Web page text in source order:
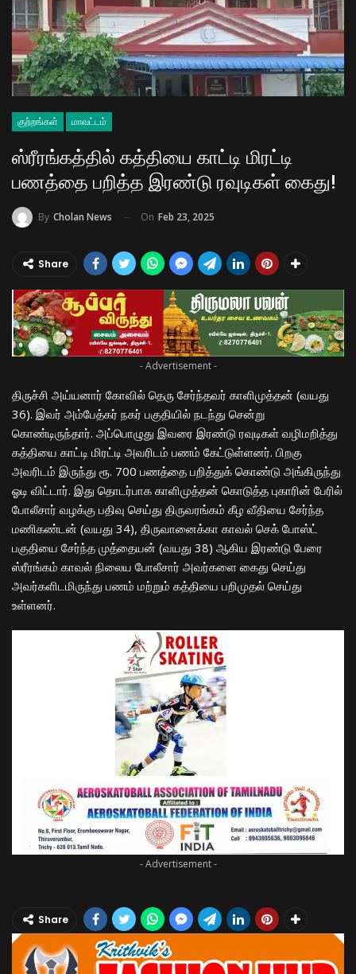
குற்றங்கள் மாவட்டம்
ஸ்ரீரங்கத்தில் கத்தியை காட்டி மிரட்டி
பணத்தை பறித்த இரண்டு ரவுடிகள் கைது!
By Cholan News On Feb 23, 2025
Share
- Advertisement -
திருச்சி அய்யனார் கோவில் தெரு சேர்ந்தவர் காளிமுத்தன் (வயது
36). இவர் அம்பேத்கர் நகர் பகுதியில் நடந்து சென்று
கொண்டிருந்தார். அப்பொழுது இவரை இரண்டு ரவுடிகள் வழிமறித்து
கத்தியை காட்டி மிரட்டி அவரிடம் பணம் கேட்டுள்ளனர். பிறகு
அவரிடம் இருந்து ரூ. 700 பணத்தை பறித்துக் கொண்டு அங்கிருந்து
ஓடி விட்டார். இது தொடர்பாக காளிமுத்தன் கொடுத்த புகாரின் பேரில்
போலீசார் வழக்கு பதிவு செய்து திருவரங்கம் கீழ வீதியை சேர்ந்த
மணிகண்டன் (வயது 34), திருவானைக்கா காவல் செக் போஸ்ட்
பகுதியை சேர்ந்த முத்தையன் (வயது 38) ஆகிய இரண்டு பேரை
ஸ்ரீரங்கம் காவல் நிலைய போலீசார் அவர்களை கைது செய்து
அவர்களிடமிருந்து பணம் மற்றும் கத்தியை பறிமுதல் செய்து
உள்ளனர்.
- Advertisement -
Share